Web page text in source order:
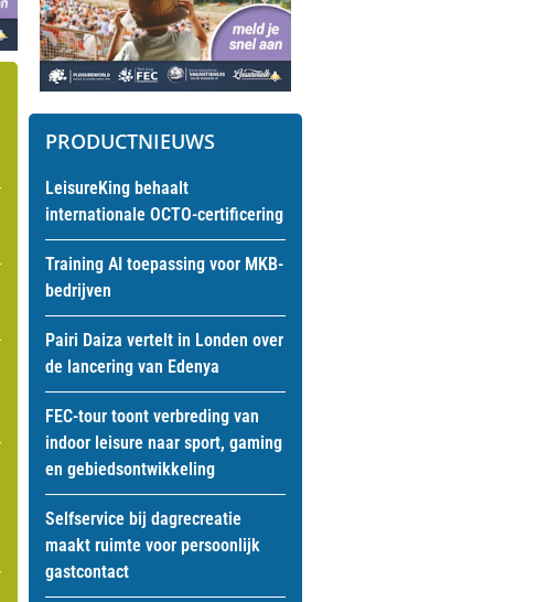
PRODUCTNIEUWS
LeisureKing behaalt
internationale OCTO-certificering
Training AI toepassing voor MKB-
bedrijven
Pairi Daiza vertelt in Londen over
de lancering van Edenya
FEC-tour toont verbreding van
indoor leisure naar sport, gaming
en gebiedsontwikkeling
Selfservice bij dagrecreatie
maakt ruimte voor persoonlijk
gastcontact